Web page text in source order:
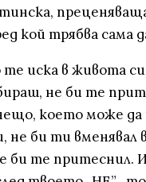
кой трябва сама
иска в живота
не би те
което може да
не би ти вменявал
би те притеснил.